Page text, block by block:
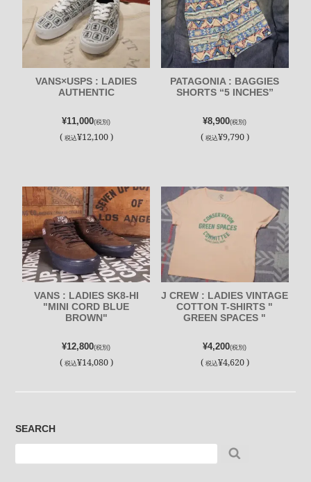
VANS×USPS : LADIES
AUTHENTIC
¥11,000(税別)
( 税込¥12,100 )
PATAGONIA : BAGGIES
SHORTS “5 INCHES”
¥8,900(税別)
( 税込¥9,790 )
VANS : LADIES SK8-HI
"MINI CORD BLUE
BROWN"
¥12,800(税別)
( 税込¥14,080 )
J CREW : LADIES VINTAGE
COTTON T-SHIRTS "
GREEN SPACES "
¥4,200(税別)
( 税込¥4,620 )
SEARCH